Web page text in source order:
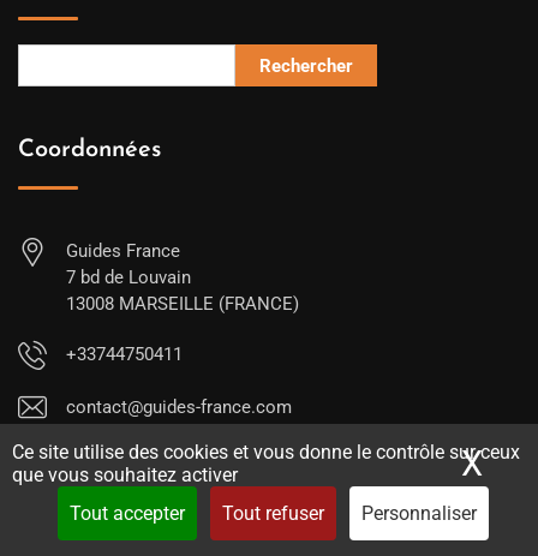
Ce site utilise des cookies et vous donne le contrôle sur ceux
que vous souhaitez activer
Tout accepter
Tout refuser Personnaliser
X
Rechercher
Coordonnées
Guides France
7 bd de Louvain
13008 MARSEILLE (FRANCE)
+33744750411
contact@guides-france.com